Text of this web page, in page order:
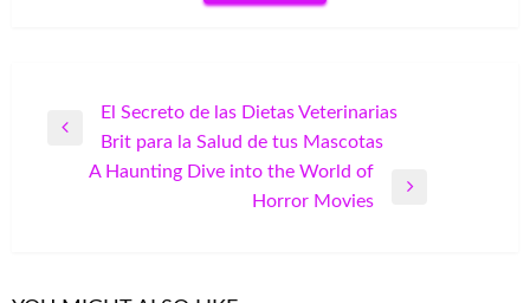
navigation
Previous
El Secreto de las Dietas Veterinarias
Brit para la Salud de tus Mascotas
A Haunting Dive into the World of
Horror Movies